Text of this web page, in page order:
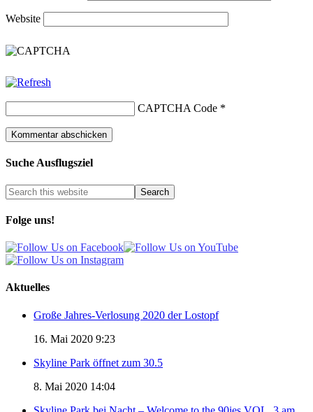
Website
CAPTCHA Code *
Suche Ausflugsziel
Folge uns!
Aktuelles
Große Jahres-Verlosung 2020 der Lostopf
16. Mai 2020 9:23
Skyline Park öffnet zum 30.5
8. Mai 2020 14:04